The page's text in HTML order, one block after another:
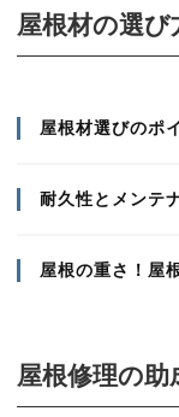
屋根材の選び
屋根材選びのポ
耐久性とメンテ
屋根の重さ！屋
屋根修理の助